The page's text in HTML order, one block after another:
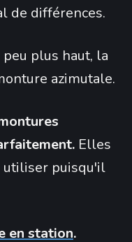
de différences.
plus haut, la
azimutale.
Elles
utiliser puisqu'il
en station.